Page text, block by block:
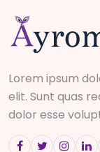
Lorem ipsum
elit. Sunt quas
dolor esse